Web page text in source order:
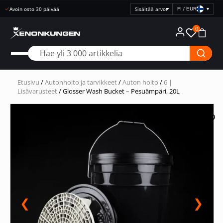
Avoin osto 30 päivää
Valitse
FI / EUR ▾
0
Etusivu /Autonhoito ja tarvikkeet/Auton hoito /6 |
Lisävarusteet/ Glosser Wash Bucket – Pesuämpäri, 20L
❮ ❯